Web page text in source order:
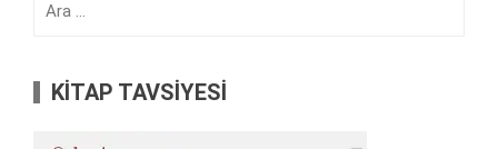
KİTAP TAVSİYESİ